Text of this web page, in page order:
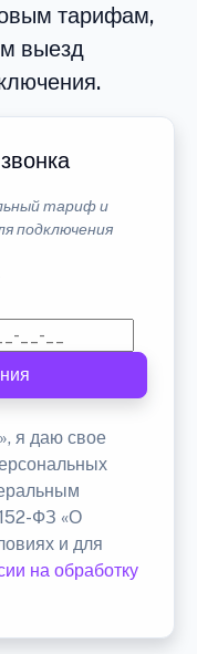
тарифам,
выезд
тариф и
подключения
я даю свое
ФЗ «О
и для
на обработку